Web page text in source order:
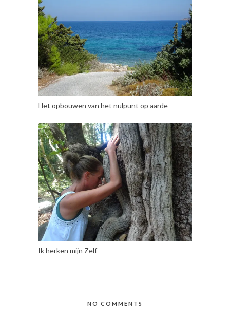
Het opbouwen van het nulpunt op aarde
Ik herken mijn Zelf
NO COMMENTS